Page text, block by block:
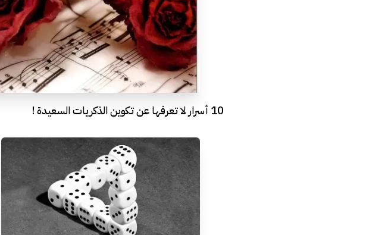
10 أسرار لا تعرفها عن تكوين الذكريات السعيدة !